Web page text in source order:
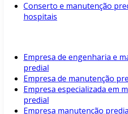
Conserto e manutenção
hospitais
Empresa de engenharia e
predial
Empresa de manutenção
Empresa especializada em
predial
Empresa manutenção